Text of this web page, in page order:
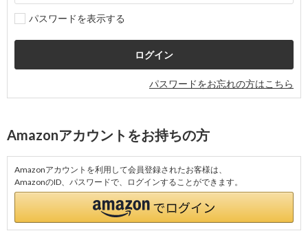
パスワードを表示する
パスワードをお忘れの方はこちら
Amazonアカウントをお持ちの方
Amazonアカウントを利用して会員登録されたお客様は、
AmazonのID、パスワードで、ログインすることができます。